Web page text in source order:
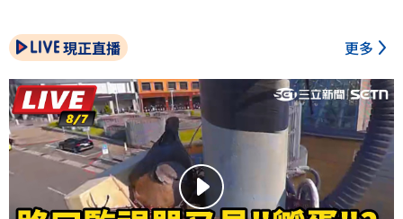
現正直播 更多